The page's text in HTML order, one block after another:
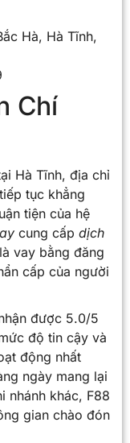
Hà, Hà Tĩnh,
Chí
Hà Tĩnh, địa chỉ
tục khẳng
tiện của hệ
cung cấp dịch
vay bằng đăng
cấp của người
được 5.0/5
độ tin cậy và
động nhất
ngày mang lại
nhánh khác, F88
gian chào đón